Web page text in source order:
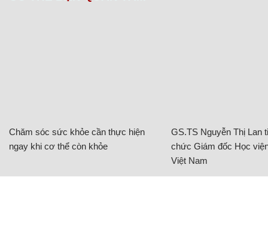
Chăm sóc sức khỏe cần thực hiện
ngay khi cơ thể còn khỏe
GS.TS Nguyễn Thị Lan
chức Giám đốc Học
Việt Nam